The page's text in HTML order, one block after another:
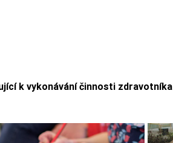
k vykonávání činnosti zdravotníka